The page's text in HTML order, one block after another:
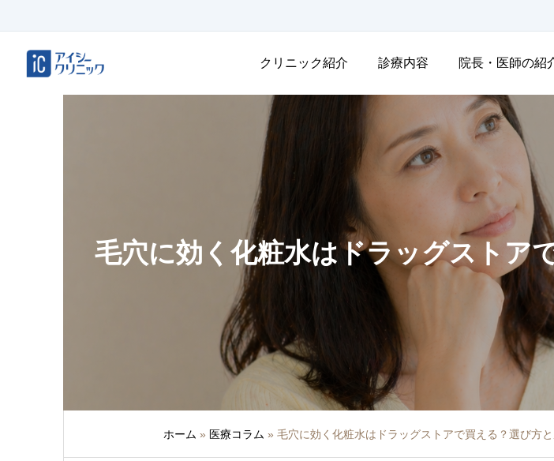
クリニック紹介 診療内容 院長・医師の紹
毛穴に効く化粧水はドラッグストア
ホーム » 医療コラム » 毛穴に効く化粧水はドラッグストアで買える？選び方